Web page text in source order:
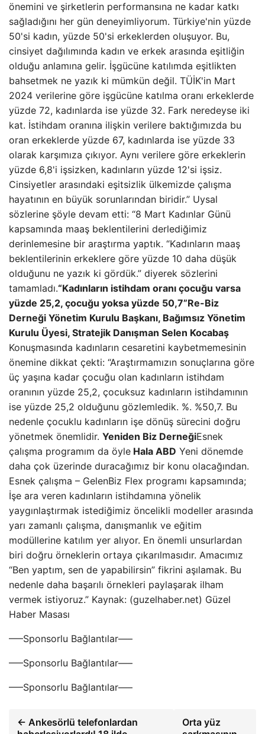
önemini ve şirketlerin performansına ne kadar katkı
sağladığını her gün deneyimliyorum. Türkiye'nin yüzde
50'si kadın, yüzde 50'si erkeklerden oluşuyor. Bu,
cinsiyet dağılımında kadın ve erkek arasında eşitliğin
olduğu anlamına gelir. İşgücüne katılımda eşitlikten
bahsetmek ne yazık ki mümkün değil. TÜİK'in Mart
2024 verilerine göre işgücüne katılma oranı erkeklerde
yüzde 72, kadınlarda ise yüzde 32. Fark neredeyse iki
kat. İstihdam oranına ilişkin verilere baktığımızda bu
oran erkeklerde yüzde 67, kadınlarda ise yüzde 33
olarak karşımıza çıkıyor. Aynı verilere göre erkeklerin
yüzde 6,8'i işsizken, kadınların yüzde 12'si işsiz.
Cinsiyetler arasındaki eşitsizlik ülkemizde çalışma
hayatının en büyük sorunlarından biridir.” Uysal
sözlerine şöyle devam etti: “8 Mart Kadınlar Günü
kapsamında maaş beklentilerini derlediğimiz
derinlemesine bir araştırma yaptık. “Kadınların maaş
beklentilerinin erkeklere göre yüzde 10 daha düşük
olduğunu ne yazık ki gördük.” diyerek sözlerini
tamamladı.“Kadınların istihdam oranı çocuğu varsa
yüzde 25,2, çocuğu yoksa yüzde 50,7”Re-Biz
Derneği Yönetim Kurulu Başkanı, Bağımsız Yönetim
Kurulu Üyesi, Stratejik Danışman Selen Kocabaş
Konuşmasında kadınların cesaretini kaybetmemesinin
önemine dikkat çekti: “Araştırmamızın sonuçlarına göre
üç yaşına kadar çocuğu olan kadınların istihdam
oranının yüzde 25,2, çocuksuz kadınların istihdamının
ise yüzde 25,2 olduğunu gözlemledik. %. %50,7. Bu
nedenle çocuklu kadınların işe dönüş sürecini doğru
yönetmek önemlidir. Yeniden Biz DerneğiEsnek
çalışma programım da öyle Hala ABD Yeni dönemde
daha çok üzerinde duracağımız bir konu olacağından.
Esnek çalışma – GelenBiz Flex programı kapsamında;
İşe ara veren kadınların istihdamına yönelik
yaygınlaştırmak istediğimiz öncelikli modeller arasında
yarı zamanlı çalışma, danışmanlık ve eğitim
modüllerine katılım yer alıyor. En önemli unsurlardan
biri doğru örneklerin ortaya çıkarılmasıdır. Amacımız
“Ben yaptım, sen de yapabilirsin” fikrini aşılamak. Bu
nedenle daha başarılı örnekleri paylaşarak ilham
vermek istiyoruz.” Kaynak: (guzelhaber.net) Güzel
Haber Masası
—–Sponsorlu Bağlantılar—–
—–Sponsorlu Bağlantılar—–
—–Sponsorlu Bağlantılar—–
← Ankesörlü telefonlardan
Orta yüz